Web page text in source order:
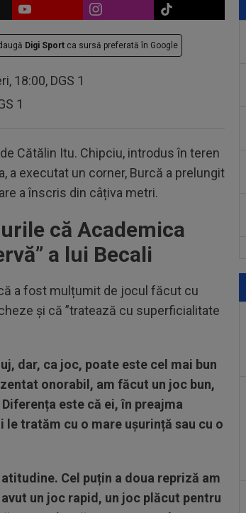
Digi Sport ca sursă preferată în Google
18:00, DGS 1
1
Cătălin Itu. Chipciu, introdus în teren
a executat un corner, Burcă a prelungit
a înscris din câțiva metri.
că Academica
a lui Becali
a fost mulțumit de jocul făcut cu
și că ”tratează cu superficialitate
dar, ca joc, poate este cel mai bun
onorabil, am făcut un joc bun,
este că ei, în preajma
tratăm cu o mare ușurință sau cu o
Cel puțin a doua repriză am
un joc rapid, un joc plăcut pentru